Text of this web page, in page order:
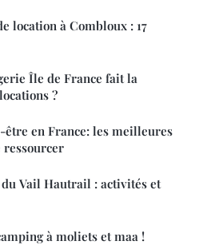
location à Combloux : 17
Île de France fait la
?
en France: les meilleures
ressourcer
Vail Hautrail : activités et
à moliets et maa !